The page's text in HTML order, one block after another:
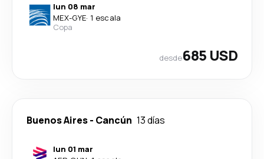
lun 08 mar
MEX-GYE· 1 escala
Copa
desde685 USD
Buenos Aires- Cancún 13 días
lun 01 mar